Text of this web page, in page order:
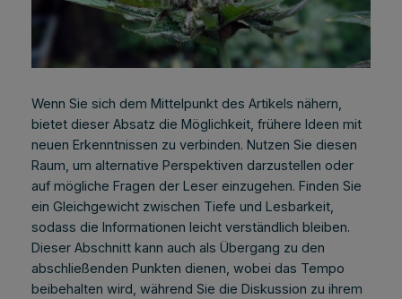
Wenn Sie sich dem Mittelpunkt des Artikels nähern,
bietet dieser Absatz die Möglichkeit, frühere Ideen mit
neuen Erkenntnissen zu verbinden. Nutzen Sie diesen
Raum, um alternative Perspektiven darzustellen oder
auf mögliche Fragen der Leser einzugehen. Finden Sie
ein Gleichgewicht zwischen Tiefe und Lesbarkeit,
sodass die Informationen leicht verständlich bleiben.
Dieser Abschnitt kann auch als Übergang zu den
abschließenden Punkten dienen, wobei das Tempo
beibehalten wird, während Sie die Diskussion zu ihrem